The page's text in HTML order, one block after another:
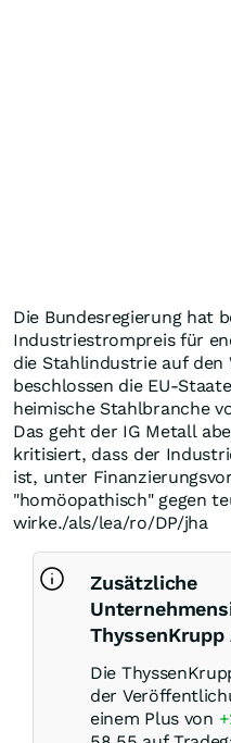
Die Bundesregierung hat
Industriestrompreis für
die Stahlindustrie auf den
beschlossen die EU-
heimische Stahlbranche
Das geht der IG Metall
kritisiert, dass der
ist, unter
"homöopathisch" gegen
wirke./als/lea/ro/DP/jha
Zusätzliche
ThyssenKrupp
Die
der
einem Plus von